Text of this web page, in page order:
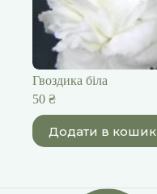
Гвоздика біла
50 ₴
Додати в кошик